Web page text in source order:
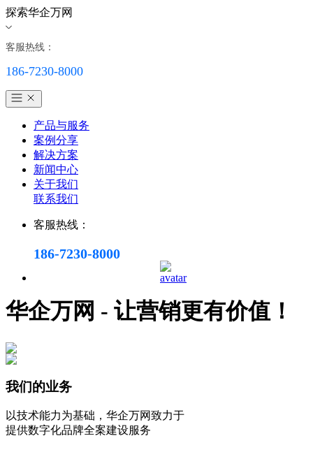
探索华企万网
客服热线：
186-7230-8000
产品与服务
案例分享
解决方案
新闻中心
关于我们
联系我们
客服热线：
186-7230-8000
华企万网 - 让营销更有价值！
我们的业务
以技术能力为基础，华企万网致力于
提供数字化品牌全案建设服务